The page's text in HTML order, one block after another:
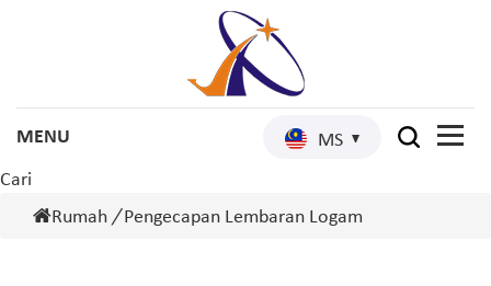
MS
Cari
Rumah / Pengecapan Lembaran Logam